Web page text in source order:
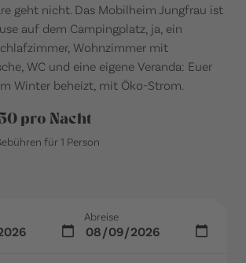
geht nicht. Das Mobilheim Jungfrau ist
auf dem Campingplatz, ja, ein
Wohnzimmer mit
WC und eine eigene Veranda: Euer
Winter beheizt, mit Öko-Strom.
pro Nacht
für 1 Person
Abreise